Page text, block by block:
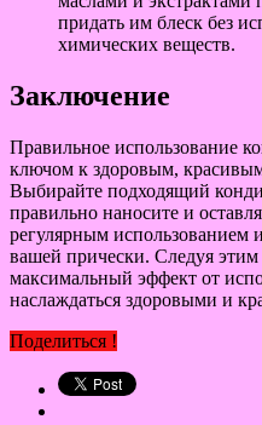
придать им блеск без
химических веществ.
Заключение
Правильное использование
ключом к здоровым,
Выбирайте подходящий
правильно наносите и
регулярным использованием
вашей прически. Следуя
максимальный эффект от
наслаждаться здоровыми и
Поделиться !